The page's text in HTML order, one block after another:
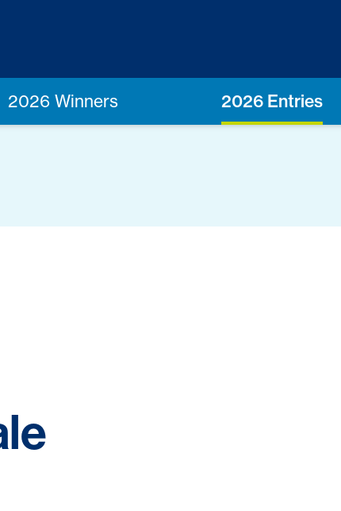
2026 Winners 2026 Entries